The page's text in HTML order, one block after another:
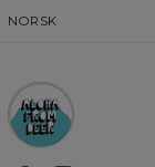
NORSK